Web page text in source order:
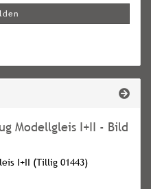
I+II (Tillig 01443)